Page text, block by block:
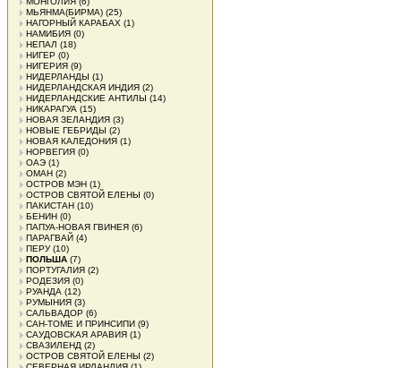
МЬЯНМА(БИРМА) (25)
НАГОРНЫЙ КАРАБАХ (1)
НАМИБИЯ (0)
НЕПАЛ (18)
НИГЕР (0)
НИГЕРИЯ (9)
НИДЕРЛАНДЫ (1)
НИДЕРЛАНДСКАЯ ИНДИЯ (2)
НИДЕРЛАНДСКИЕ АНТИЛЫ (14)
НИКАРАГУА (15)
НОВАЯ ЗЕЛАНДИЯ (3)
НОВЫЕ ГЕБРИДЫ (2)
НОВАЯ КАЛЕДОНИЯ (1)
НОРВЕГИЯ (0)
ОАЭ (1)
ОМАН (2)
ОСТРОВ МЭН (1)
ОСТРОВ СВЯТОЙ ЕЛЕНЫ (0)
ПАКИСТАН (10)
БЕНИН (0)
ПАПУА-НОВАЯ ГВИНЕЯ (6)
ПАРАГВАЙ (4)
ПЕРУ(10)
ПОЛЬША (7)
ПОРТУГАЛИЯ (2)
РОДЕЗИЯ (0)
РУАНДА (12)
РУМЫНИЯ (3)
САЛЬВАДОР (6)
САН-ТОМЕ И ПРИНСИПИ (9)
САУДОВСКАЯ АРАВИЯ (1)
СВАЗИЛЕНД (2)
ОСТРОВ СВЯТОЙ ЕЛЕНЫ (2)